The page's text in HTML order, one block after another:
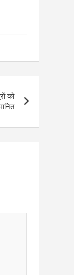
को